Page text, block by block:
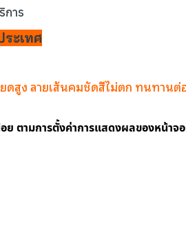
การ
ะเทศ
ดสูง ลายเส้นคมชัดสีไม่ตก ทนทานต่
ย ตามการตั้งค่าการแสดงผลของหน้า